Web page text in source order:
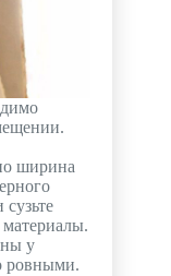
ширина
материалы.
у
ровными.